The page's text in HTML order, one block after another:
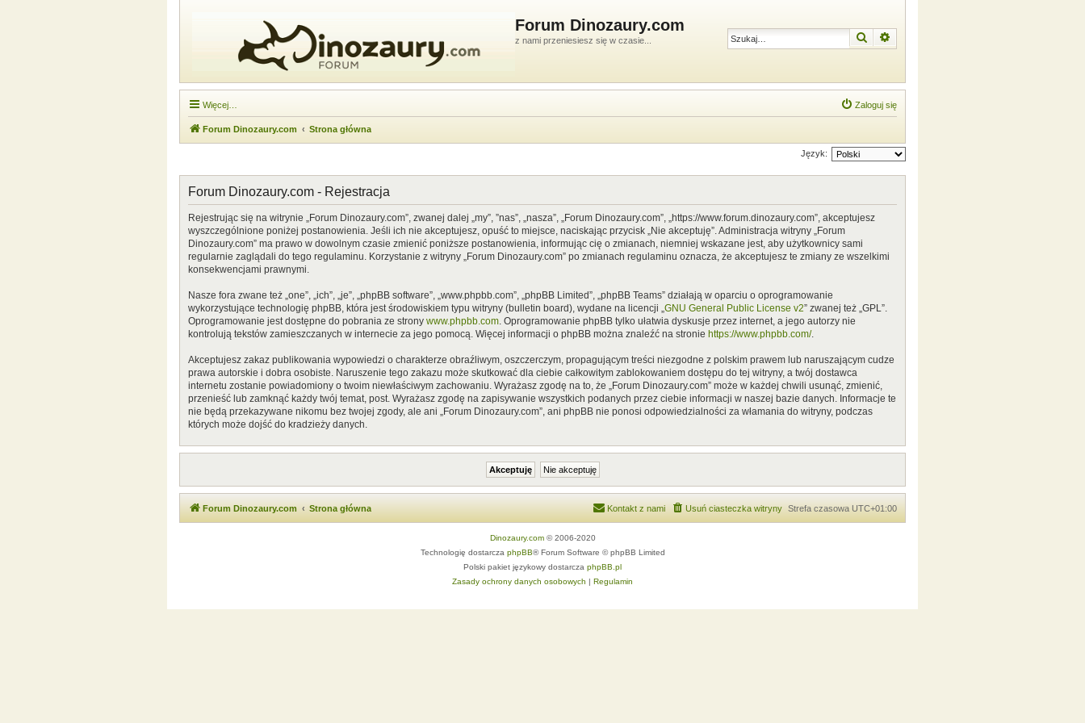
Forum Dinozaury.com
z nami przeniesiesz się w czasie... Szukaj
Więcej… Zaloguj się
Forum Dinozaury.com Strona główna
Język:
Forum Dinozaury.com - Rejestracja
Rejestrując się na witrynie „Forum Dinozaury.com”, zwanej dalej „my”, ”nas”, „nasza”, „Forum Dinozaury.com”, „https://www.forum.dinozaury.com”, akceptujesz
wyszczególnione poniżej postanowienia. Jeśli ich nie akceptujesz, opuść to miejsce, naciskając przycisk „Nie akceptuję”. Administracja witryny „Forum
Dinozaury.com” ma prawo w dowolnym czasie zmienić poniższe postanowienia, informując cię o zmianach, niemniej wskazane jest, aby użytkownicy sami
regularnie zaglądali do tego regulaminu. Korzystanie z witryny „Forum Dinozaury.com” po zmianach regulaminu oznacza, że akceptujesz te zmiany ze wszelkimi
konsekwencjami prawnymi.
Nasze fora zwane też „one”, „ich”, „je”, „phpBB software”, „www.phpbb.com”, „phpBB Limited”, „phpBB Teams” działają w oparciu o oprogramowanie
wykorzystujące technologię phpBB, która jest środowiskiem typu witryny (bulletin board), wydane na licencji „ GNU General Public License v2” zwanej też „GPL”.
Oprogramowanie jest dostępne do pobrania ze strony www.phpbb.com . Oprogramowanie phpBB tylko ułatwia dyskusje przez internet, a jego autorzy nie
kontrolują tekstów zamieszczanych w internecie za jego pomocą. Więcej informacji o phpBB można znaleźć na stronie https://www.phpbb.com/.
Akceptujesz zakaz publikowania wypowiedzi o charakterze obraźliwym, oszczerczym, propagującym treści niezgodne z polskim prawem lub naruszającym cudze
prawa autorskie i dobra osobiste. Naruszenie tego zakazu może skutkować dla ciebie całkowitym zablokowaniem dostępu do tej witryny, a twój dostawca
internetu zostanie powiadomiony o twoim niewłaściwym zachowaniu. Wyrażasz zgodę na to, że „Forum Dinozaury.com” może w każdej chwili usunąć, zmienić,
przenieść lub zamknąć każdy twój temat, post. Wyrażasz zgodę na zapisywanie wszystkich podanych przez ciebie informacji w naszej bazie danych. Informacje te
nie będą przekazywane nikomu bez twojej zgody, ale ani „Forum Dinozaury.com”, ani phpBB nie ponosi odpowiedzialności za włamania do witryny, podczas
których może dojść do kradzieży danych.
Forum Dinozaury.com Strona główna Strefa czasowa UTC+01:00
Usuń ciasteczka witryny
Kontakt z nami
Dinozaury.com© 2006-2020
Technologię dostarcza phpBB® Forum Software © phpBB Limited
Polski pakiet językowy dostarcza phpBB.pl
Zasady ochrony danych osobowych | Regulamin